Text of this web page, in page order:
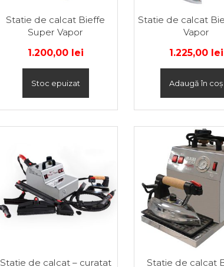
Statie de calcat Bieffe
Super Vapor
1.200,00 lei
Stoc epuizat
Statie de calcat
Vapor
1.225,00 lei
Adaugă în coș
Statie de calcat – curatat
Statie de calcat